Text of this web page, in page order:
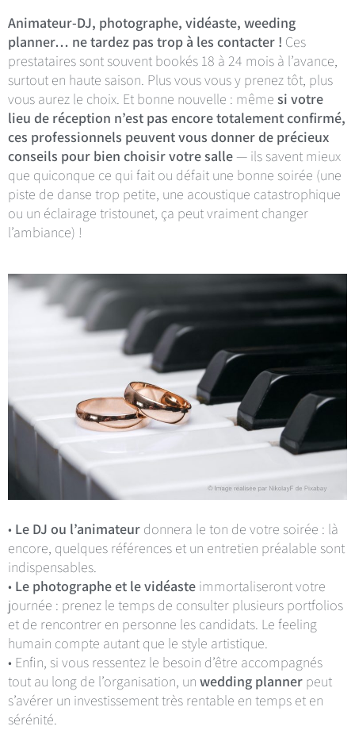
Animateur-DJ, photographe, vidéaste, weeding
planner… ne tardez pas trop à les contacter ! Ces
prestataires sont souvent bookés 18 à 24 mois à l’avance,
surtout en haute saison. Plus vous vous y prenez tôt, plus
vous aurez le choix. Et bonne nouvelle : même si votre
lieu de réception n’est pas encore totalement confirmé,
ces professionnels peuvent vous donner de précieux
conseils pour bien choisir votre salle— ils savent mieux
que quiconque ce qui fait ou défait une bonne soirée (une
piste de danse trop petite, une acoustique catastrophique
ou un éclairage tristounet, ça peut vraiment changer
l’ambiance) !
• Le DJ ou l’animateur donnera le ton de votre soirée : là
encore, quelques références et un entretien préalable sont
indispensables.
• Le photographe et le vidéaste immortaliseront votre
journée : prenez le temps de consulter plusieurs portfolios
et de rencontrer en personne les candidats. Le feeling
humain compte autant que le style artistique.
• Enfin, si vous ressentez le besoin d’être accompagnés
tout au long de l’organisation, un wedding planner peut
s’avérer un investissement très rentable en temps et en
sérénité.